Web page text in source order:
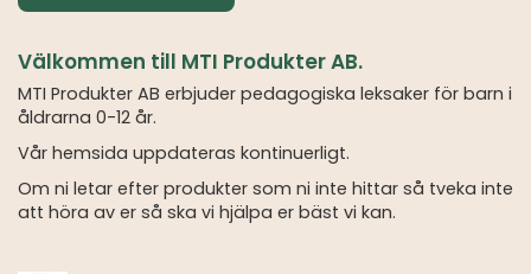
Välkommen till MTI Produkter AB.
MTI Produkter AB erbjuder pedagogiska leksaker för barn i
åldrarna 0-12 år.
Vår hemsida uppdateras kontinuerligt.
Om ni letar efter produkter som ni inte hittar så tveka inte
att höra av er så ska vi hjälpa er bäst vi kan.